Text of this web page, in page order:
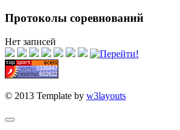
Протоколы соревнований
Нет записей
© 2013 Template by w3layouts